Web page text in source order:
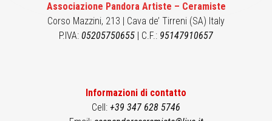
Associazione Pandora Artiste – Ceramiste
Corso Mazzini, 213 | Cava de’ Tirreni (SA) Italy
P.IVA: 05205750655 | C.F.: 95147910657
Informazioni di contatto
Cell: +39 347 628 5746